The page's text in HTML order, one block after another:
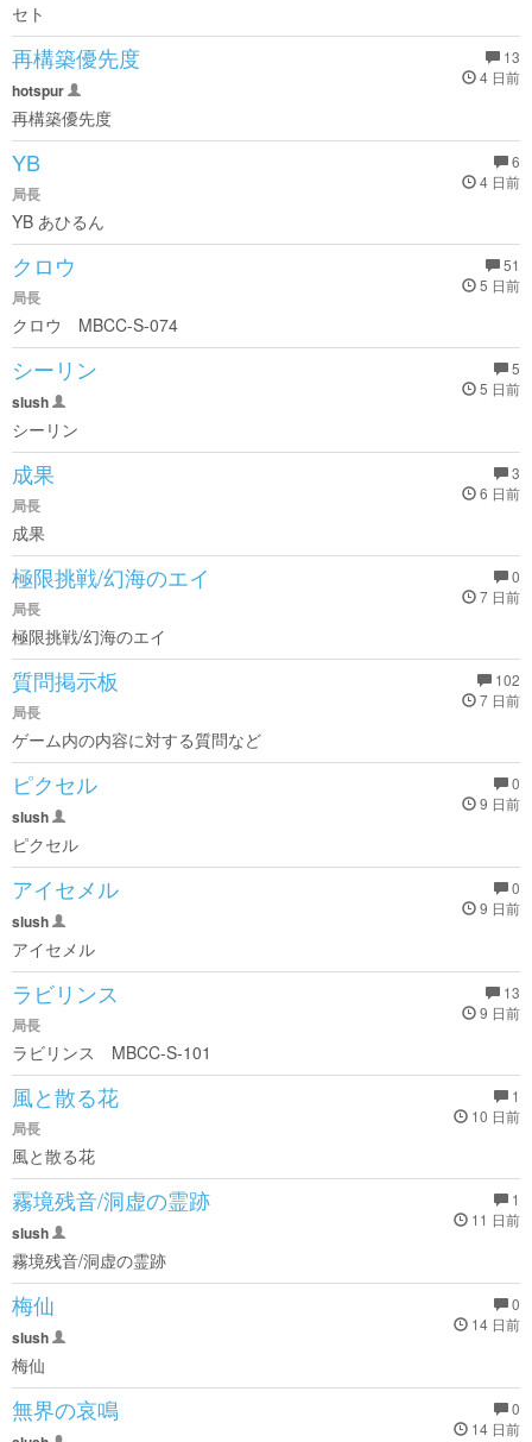
セト
13
4 日前
再構築優先度
hotspur
再構築優先度
6
4 日前
YB
局長
YB あひるん
51
5 日前
クロウ
局長
クロウ MBCC-S-074
5
5 日前
シーリン
slush
シーリン
3
6 日前
成果
局長
成果
0
7 日前
極限挑戦/幻海のエイ
局長
極限挑戦/幻海のエイ
102
7 日前
質問掲示板
局長
ゲーム内の内容に対する質問など
0
9 日前
ピクセル
slush
ピクセル
0
9 日前
アイセメル
slush
アイセメル
13
9 日前
ラビリンス
局長
ラビリンス MBCC-S-101
1
10 日前
風と散る花
局長
風と散る花
1
11 日前
霧境残音/洞虚の霊跡
slush
霧境残音/洞虚の霊跡
0
14 日前
梅仙
slush
梅仙
0
14 日前
無界の哀鳴